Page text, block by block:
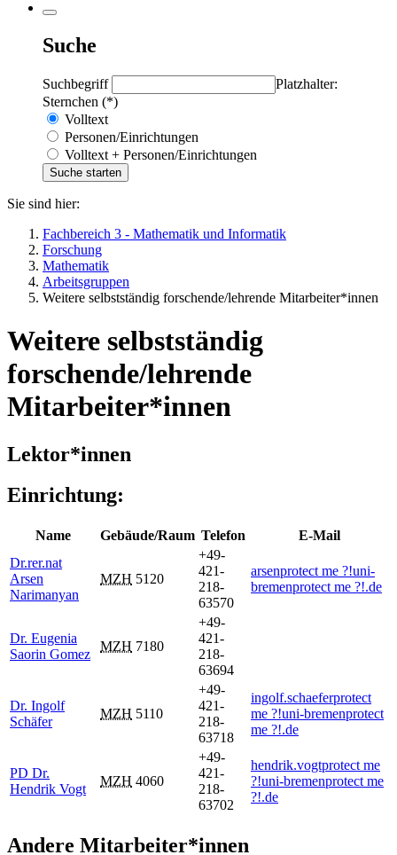
Suche
Suchbegriff
Platzhalter:
Sternchen (*)
Volltext
Personen/Einrichtungen
Volltext + Personen/Einrichtungen
Sie sind hier:
Fachbereich 3 - Mathematik und Informatik
Forschung
Mathematik
Arbeitsgruppen
Weitere selbstständig forschende/lehrende Mitarbeiter*innen
Weitere selbstständig
forschende/lehrende
Mitarbeiter*innen
Lektor*innen
Einrichtung:
Name Gebäude/Raum Telefon
E-Mail
Dr.rer.nat
Arsen
Narimanyan
MZH 5120
+49-
421-
218-
63570
arsenprotect me ?!uni-
bremenprotect me ?!.de
Dr. Eugenia
Saorin Gomez
MZH 7180
+49-
421-
218-
63694
Dr. Ingolf
Schäfer
MZH 5110
+49-
421-
218-
63718
ingolf.schaeferprotect
me ?!uni-bremenprotect
me ?!.de
PD Dr.
Hendrik Vogt
MZH 4060
+49-
421-
218-
63702
hendrik.vogtprotect me
?!uni-bremenprotect me
?!.de
Andere Mitarbeiter*innen